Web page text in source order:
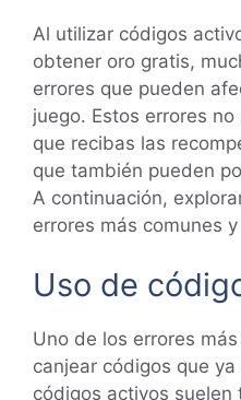
Al utilizar códigos
obtener oro gratis,
errores que pueden
juego. Estos errores
que recibas las
que también pueden
A continuación,
errores más comunes
Uso de
Uno de los errores
canjear códigos que
códigos activos suelen